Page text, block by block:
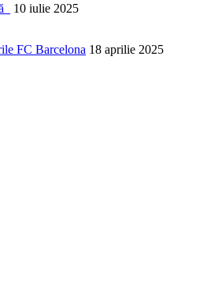
10 iulie 2025
FC Barcelona 18 aprilie 2025